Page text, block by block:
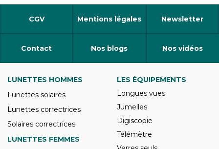
CGV Mentions légales Newsletter
Contact Nos blogs Nos vidéos
LUNETTES HOMMES
Lunettes solaires
Lunettes correctrices
Solaires correctrices
LUNETTES FEMMES
LES ÉQUIPEMENTS
Longues vues
Jumelles
Digiscopie
Télémètre